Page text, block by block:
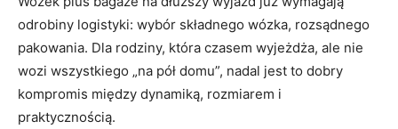
odrobiny logistyki: wybór składnego wózka, rozsądnego
pakowania. Dla rodziny, która czasem wyjeżdża, ale nie
wozi wszystkiego „na pół domu”, nadal jest to dobry
kompromis między dynamiką, rozmiarem i
praktycznością.